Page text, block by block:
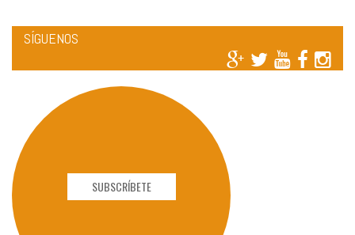
SÍGUENOS
SUBSCRÍBETE